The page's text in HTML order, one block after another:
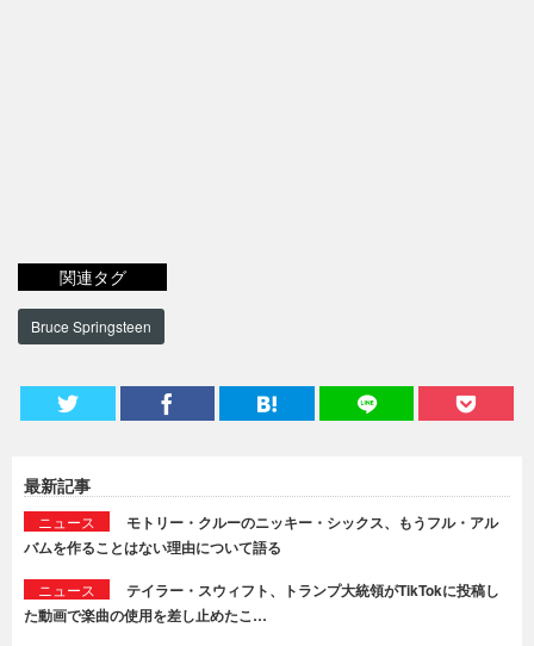
関連タグ
Bruce Springsteen
最新記事
ニュース
モトリー・クルーのニッキー・シックス、もうフル・アル
バムを作ることはない理由について語る
ニュース
テイラー・スウィフト、トランプ大統領がTikTokに投稿し
た動画で楽曲の使用を差し止めたこ…